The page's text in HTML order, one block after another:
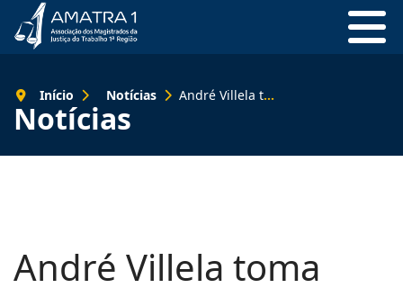
Notícias
Início Notícias André Villela toma posse como desembargador no TRT-1
André Villela toma